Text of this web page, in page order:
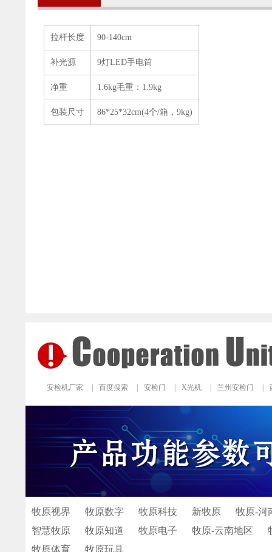
拉杆长度 90-140cm
补光源 9灯LED手电筒
净重 1.6kg毛重：1.9kg
包装尺寸 86*25*32cm(4个/箱，9kg)
安检机厂家 | 百度搜索 | 安检门 | X光机 | 兰州安检门 |
牧原视界 牧原数字 牧原科技 新牧原
牧原-河
智慧牧原
牧原知道 牧原电子 牧原-云南地区
牧原体育
牧原玩具